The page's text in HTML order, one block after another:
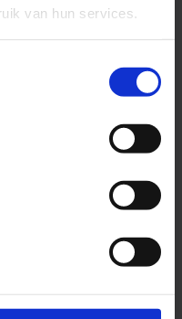
van hun services.